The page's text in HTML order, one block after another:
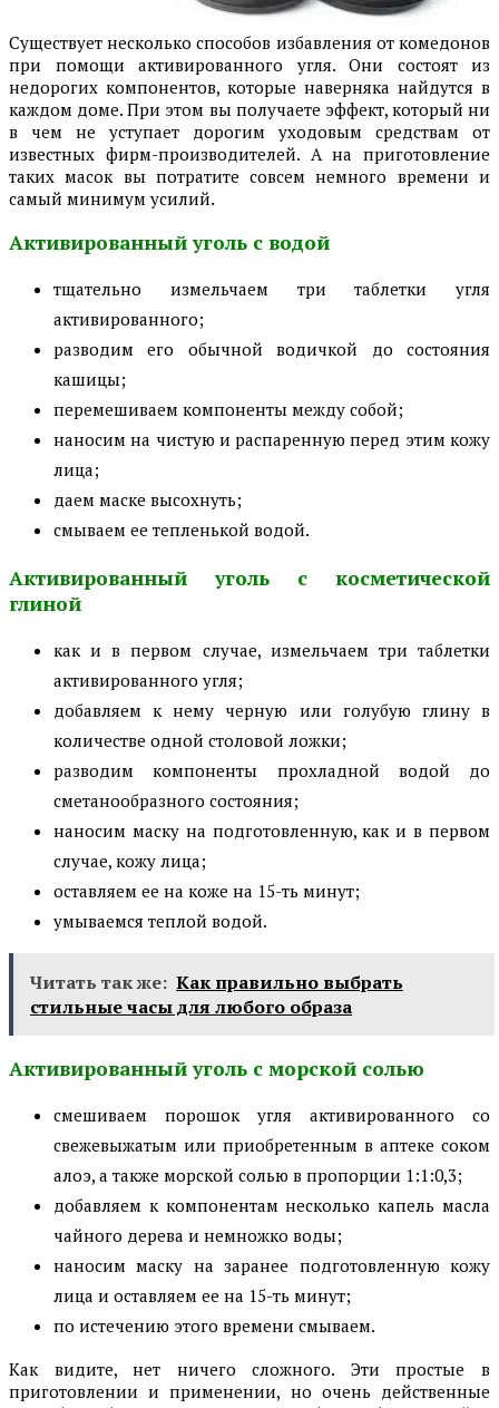
Существует несколько способов избавления от комедонов
при помощи активированного угля. Они состоят из
недорогих компонентов, которые наверняка найдутся в
каждом доме. При этом вы получаете эффект, который ни
в чем не уступает дорогим уходовым средствам от
известных фирм-производителей. А на приготовление
таких масок вы потратите совсем немного времени и
самый минимум усилий.
Активированный уголь с водой
тщательно измельчаем три таблетки угля
активированного;
разводим его обычной водичкой до состояния
кашицы;
перемешиваем компоненты между собой;
наносим на чистую и распаренную перед этим кожу
лица;
даем маске высохнуть;
смываем ее тепленькой водой.
Активированный уголь с косметической
глиной
как и в первом случае, измельчаем три таблетки
активированного угля;
добавляем к нему черную или голубую глину в
количестве одной столовой ложки;
разводим компоненты прохладной водой до
сметанообразного состояния;
наносим маску на подготовленную, как и в первом
случае, кожу лица;
оставляем ее на коже на 15-ть минут;
умываемся теплой водой.
Читать так же: Как правильно выбрать
стильные часы для любого образа
Активированный уголь с морской солью
смешиваем порошок угля активированного со
свежевыжатым или приобретенным в аптеке соком
алоэ, а также морской солью в пропорции 1:1:0,3;
добавляем к компонентам несколько капель масла
чайного дерева и немножко воды;
наносим маску на заранее подготовленную кожу
лица и оставляем ее на 15-ть минут;
по истечению этого времени смываем.
Как видите, нет ничего сложного. Эти простые в
приготовлении и применении, но очень действенные